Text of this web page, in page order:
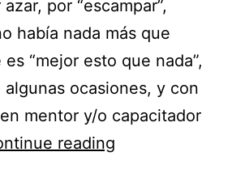
por “escampar”,
había nada más que
“mejor esto que nada”,
ocasiones, y con
mentor y/o capacitador
reading